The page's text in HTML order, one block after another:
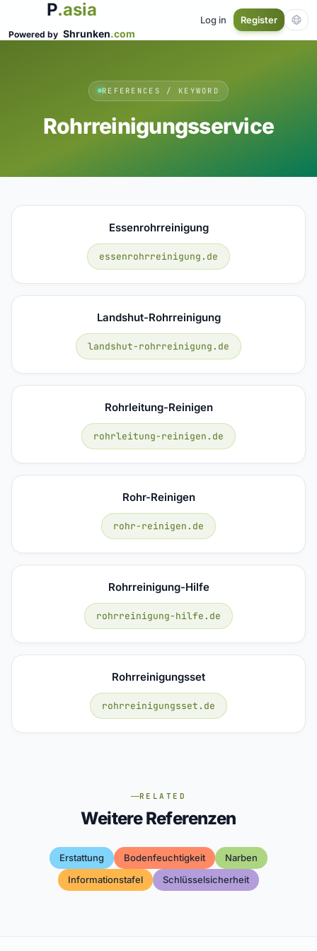
P.asia
Powered by Shrunken.com
Log in Register
REFERENCES / KEYWORD
Rohrreinigungsservice
Essenrohrreinigung
essenrohrreinigung.de
Landshut-Rohrreinigung
landshut-rohrreinigung.de
Rohrleitung-Reinigen
rohrleitung-reinigen.de
Rohr-Reinigen
rohr-reinigen.de
Rohrreinigung-Hilfe
rohrreinigung-hilfe.de
Rohrreinigungsset
rohrreinigungsset.de
RELATED
Weitere Referenzen
Erstattung Bodenfeuchtigkeit
Narben
Informationstafel
Schlüsselsicherheit